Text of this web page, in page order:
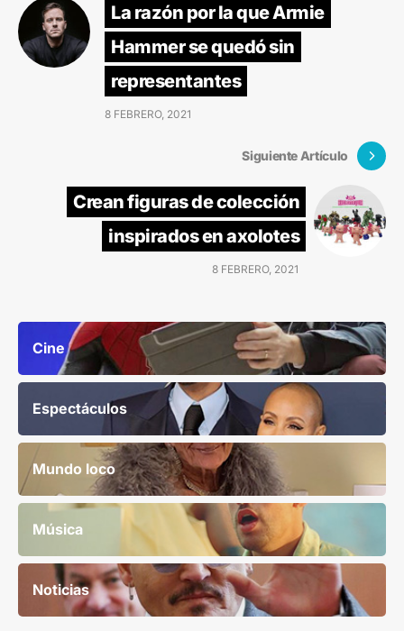
La razón por la que Armie
Hammer se quedó sin
representantes
8 FEBRERO, 2021
Siguiente Artículo
Crean figuras de colección
inspirados en axolotes
8 FEBRERO, 2021
Cine
Espectáculos
Mundo loco
Música
Noticias